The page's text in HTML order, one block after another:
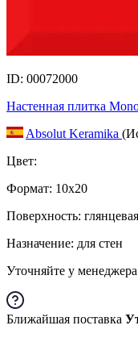
ID: 00072000
Настенная плитка
Absolut Keramika
Цвет:
Формат: 10x20
Поверхность: глянцевая
Назначение: для стен
Уточняйте у менеджера
Ближайшая поставка